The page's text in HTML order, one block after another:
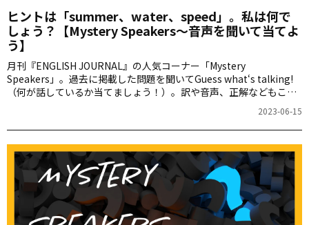
ヒントは「summer、water、speed」。私は何で
しょう？【Mystery Speakers～音声を聞いて当てよ
う】
月刊『ENGLISH JOURNAL』の人気コーナー「Mystery
Speakers」。過去に掲載した問題を聞いてGuess what‘s talking!
（何が話しているか当てましょう！）。訳や音声、正解などもこち
2023-06-15